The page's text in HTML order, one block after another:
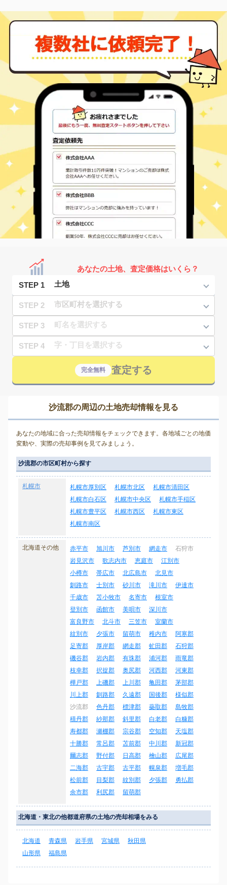
あなたの土地、査定価格はいくら？
STEP 1
STEP 2
STEP 3
STEP 4
完全無料 査定する
沙流郡の周辺の土地売却情報を見る
あなたの地域に合った売却情報をチェックできます。各地域ごとの地価
変動や、実際の売却事例を見てみましょう。
沙流郡の市区町村から探す
札幌市 札幌市厚別区 札幌市北区
札幌市清田区
札幌市白石区
札幌市中央区
札幌市手稲区
札幌市豊平区
札幌市西区
札幌市東区
札幌市南区
北海道その他 赤平市 旭川市 芦別市 網走市
石狩市
岩見沢市
歌志内市 恵庭市
江別市
小樽市
帯広市 北広島市
北見市
釧路市
士別市 砂川市 滝川市
伊達市
千歳市
苫小牧市 名寄市
根室市
登別市
函館市 美唄市
深川市
富良野市
北斗市 三笠市
室蘭市
紋別市
夕張市 留萌市 稚内市
阿寒郡
足寄郡
厚岸郡 網走郡 虻田郡
石狩郡
磯谷郡
岩内郡 有珠郡 浦河郡
雨竜郡
枝幸郡
択捉郡 奥尻郡 河西郡
河東郡
樺戸郡
上磯郡 上川郡 亀田郡
茅部郡
川上郡
釧路郡 久遠郡 国後郡
様似郡
沙流郡
色丹郡 標津郡 蘂取郡
島牧郡
積丹郡
紗那郡 斜里郡 白老郡
白糠郡
寿都郡
瀬棚郡 宗谷郡 空知郡
天塩郡
十勝郡
常呂郡 苫前郡 中川郡
新冠郡
爾志郡
野付郡 日高郡 檜山郡
広尾郡
二海郡
古宇郡 古平郡 幌泉郡
増毛郡
松前郡
目梨郡 紋別郡 夕張郡
勇払郡
余市郡
利尻郡 留萌郡
北海道・東北の他都道府県の土地の売却相場をみる
北海道 青森県 岩手県 宮城県
秋田県
山形県
福島県